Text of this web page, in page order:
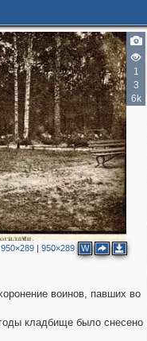
1
3
6k
950×289| 950×289 W
воинов, павших во
кладбище было снесено
2